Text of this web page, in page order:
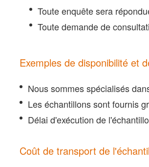
Toute enquête sera
Toute demande de
Exemples de disponibilité et
Nous sommes spécialisés
Les échantillons sont fournis
Délai d'exécution de
Coût de transport de